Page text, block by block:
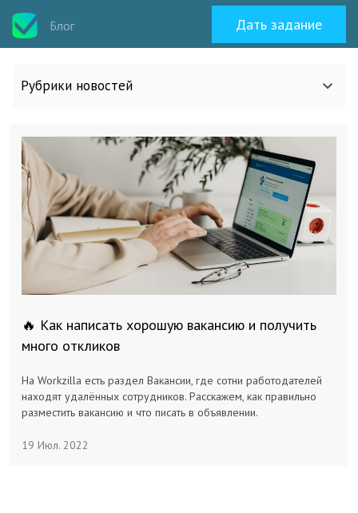
Блог Дать задание
Рубрики новостей
Все статьи
О work-zilla.com
Кейсы
Новости сервиса
Исполнителям
Заказчикам
🔥 Как написать хорошую вакансию и получить
много откликов
На Workzilla есть раздел Вакансии, где сотни работодателей
находят удалённых сотрудников. Расскажем, как правильно
разместить вакансию и что писать в объявлении.
19 Июл. 2022